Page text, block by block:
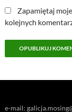
Zapamiętaj
kolejnych
e-mail: